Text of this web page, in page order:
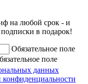
на любой срок - и
в подарок!
Обязательное поле
поле
данных
конфиденциальности